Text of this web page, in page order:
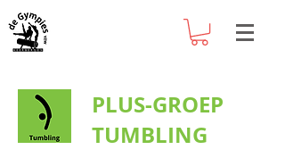
PLUS-GROEP
TUMBLING